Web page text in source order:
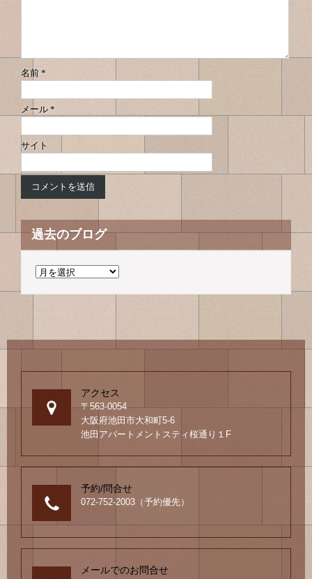
名前 *
メール *
サイト
過去のブログ
過
の
ブ
グ
アクセス
〒563-0054
大阪府池田市大和町5-6
池田アパートメントスティ桜通り１F
予約/問合せ
072-752-2003（予約優先）
メールでのお問合せ